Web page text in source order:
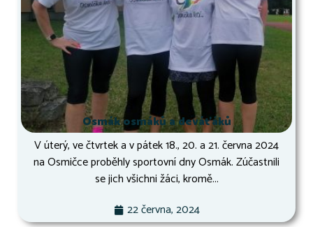
Osmák osmáků a deváťáků
V úterý, ve čtvrtek a v pátek 18., 20. a 21. června 2024
na Osmičce proběhly sportovní dny Osmák. Zúčastnili
se jich všichni žáci, kromě...
22 června, 2024